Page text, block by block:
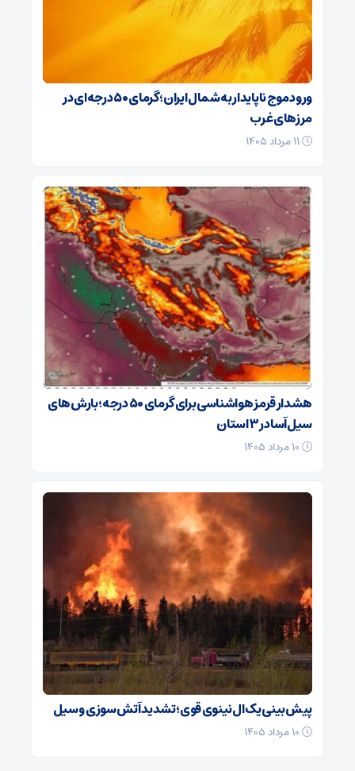
ورود موج ناپایدار به شمال ایران؛ گرمای ۵۰ درجه‌ای در
مرزهای غرب
هشدار قرمز هواشناسی برای گرمای ۵۰ درجه؛ بارش‌های
سیل‌آسا در ۳ استان
پیش‌بینی یک ال‌نینوی قوی؛ تشدید آتش‌سوزی و سیل